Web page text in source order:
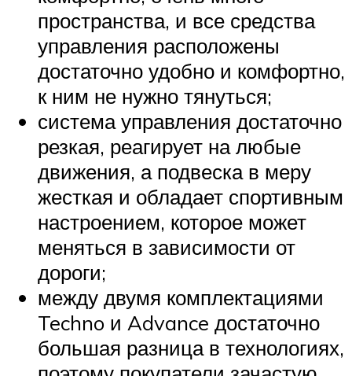
пространства, и все средства
управления расположены
достаточно удобно и комфортно,
к ним не нужно тянуться;
система управления достаточно
резкая, реагирует на любые
движения, а подвеска в меру
жесткая и обладает спортивным
настроением, которое может
меняться в зависимости от
дороги;
между двумя комплектациями
Techno и Advance достаточно
большая разница в технологиях,